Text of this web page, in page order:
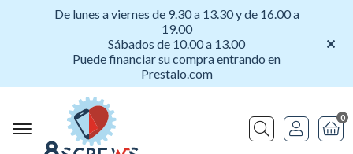
De lunes a viernes de 9.30 a 13.30 y de 16.00 a
19.00
Sábados de 10.00 a 13.00
Puede financiar su compra entrando en
Prestalo.com
Buscar
0